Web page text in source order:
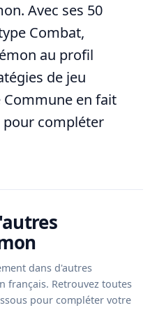
Avec ses 50
Combat,
au profil
de jeu
en fait
pour compléter
dans d'autres
français. Retrouvez toutes
pour compléter votre